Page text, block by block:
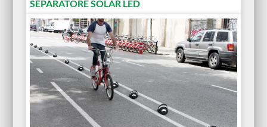
SEPARATORE SOLAR LED